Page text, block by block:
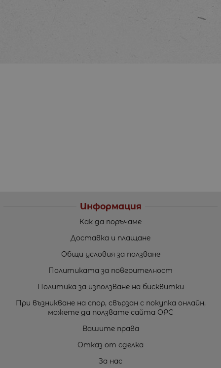
Информация
Как да поръчаме
Доставка и плащане
Общи условия за ползване
Политиката за поверителност
Политика за използване на бисквитки
При възникване на спор, свързан с покупка онлайн,
можете да ползвате сайта ОРС
Вашите права
Отказ от сделка
За нас